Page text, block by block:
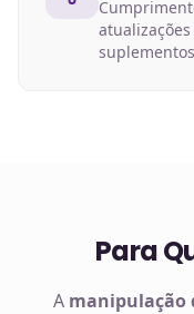
Para
A manipulação